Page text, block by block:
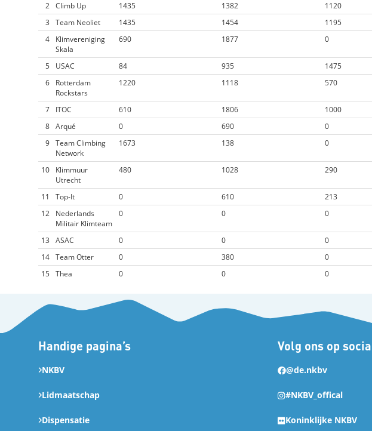
2 Climb Up 1435 1382 1120
3
Team Neoliet 1435 1454 1195
4
Klimvereniging
Skala
690 1877 0
5 USAC 84 935 1475
6
Rotterdam
Rockstars
1220 1118 570
7 ITOC 610 1806 1000
8 Arqué 0 690 0
9 Team Climbing
Network
1673 138 0
10
Klimmuur
Utrecht
480 1028 290
11 Top-It 0 610 213
12
Nederlands
Militair Klimteam
0 0 0
13 ASAC 0 0 0
14 Team Otter 0 380 0
15 Thea 0 0 0
Handige pagina’s
NKBV
Lidmaatschap
Dispensatie
Volg ons op
@de.nkbv
#NKBV_offical
Koninklijke NKBV